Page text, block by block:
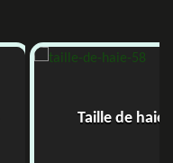
Taille de haie